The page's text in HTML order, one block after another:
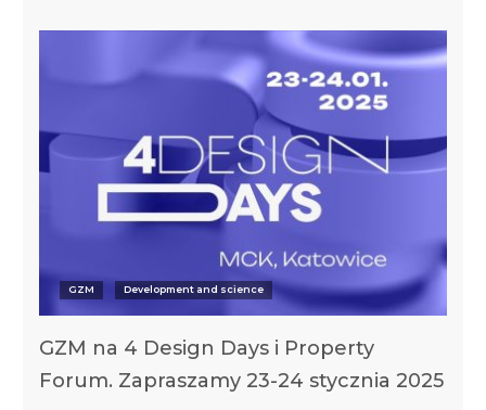
GZM Development and science
GZM na 4 Design Days i Property
Forum. Zapraszamy 23-24 stycznia 2025